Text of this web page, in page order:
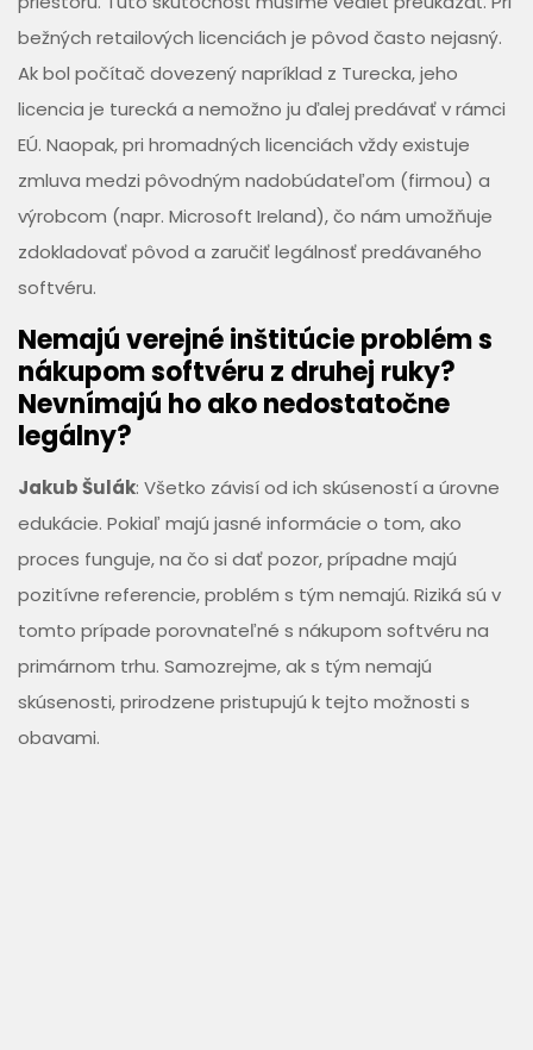
bežných retailových licenciách je pôvod často nejasný.
Ak bol počítač dovezený napríklad z Turecka, jeho
licencia je turecká a nemožno ju ďalej predávať v rámci
EÚ. Naopak, pri hromadných licenciách vždy existuje
zmluva medzi pôvodným nadobúdateľom (firmou) a
výrobcom (napr. Microsoft Ireland), čo nám umožňuje
zdokladovať pôvod a zaručiť legálnosť predávaného
softvéru.
Nemajú verejné inštitúcie problém s
nákupom softvéru z druhej ruky?
Nevnímajú ho ako nedostatočne
legálny?
Jakub Šulák: Všetko závisí od ich skúseností a úrovne
edukácie. Pokiaľ majú jasné informácie o tom, ako
proces funguje, na čo si dať pozor, prípadne majú
pozitívne referencie, problém s tým nemajú. Riziká sú v
tomto prípade porovnateľné s nákupom softvéru na
primárnom trhu. Samozrejme, ak s tým nemajú
skúsenosti, prirodzene pristupujú k tejto možnosti s
obavami.